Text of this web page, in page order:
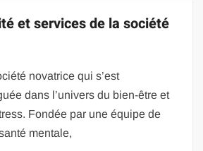
et services de la société
novatrice qui s’est
dans l’univers du bien-être et
Fondée par une équipe de
mentale,